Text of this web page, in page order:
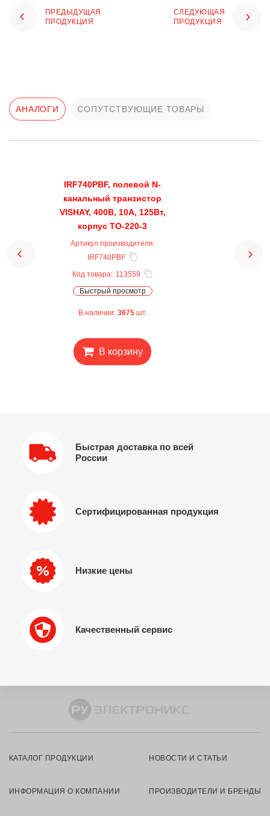
ПРЕДЫДУЩАЯ
ПРОДУКЦИЯ
СЛЕДУЮЩАЯ
ПРОДУКЦИЯ
АНАЛОГИ СОПУТСТВУЮЩИЕ ТОВАРЫ
IRF740PBF, полевой N-
канальный транзистор
VISHAY, 400В, 10А, 125Вт,
корпус TO-220-3
Артикул производителя:
IRF740PBF
Код товара: 113559
Быстрый просмотр
В наличии: 3675шт.
В корзину
Быстрая доставка по всей
России
Сертифицированная продукция
Низкие цены
Качественный сервис
КАТАЛОГ ПРОДУКЦИИ НОВОСТИ И СТАТЬИ
ИНФОРМАЦИЯ О КОМПАНИИ ПРОИЗВОДИТЕЛИ И БРЕНДЫ